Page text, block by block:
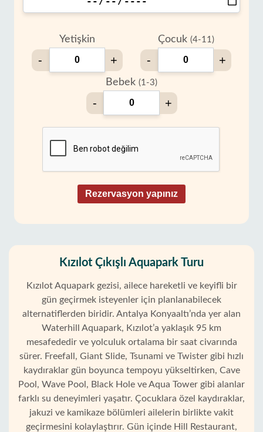
Yetişkin
- +
Çocuk (4-11)
- +
Bebek (1-3)
- +
Rezervasyon yapınız
Kızılot Çıkışlı Aquapark Turu
Kızılot Aquapark gezisi, ailece hareketli ve keyifli bir
gün geçirmek isteyenler için planlanabilecek
alternatiflerden biridir. Antalya Konyaaltı’nda yer alan
Waterhill Aquapark, Kızılot’a yaklaşık 95 km
mesafededir ve yolculuk ortalama bir saat civarında
sürer. Freefall, Giant Slide, Tsunami ve Twister gibi hızlı
kaydıraklar gün boyunca tempoyu yükseltirken, Cave
Pool, Wave Pool, Black Hole ve Aqua Tower gibi alanlar
farklı su deneyimleri yaşatır. Çocuklara özel kaydıraklar,
jakuzi ve kamikaze bölümleri ailelerin birlikte vakit
geçirmesini kolaylaştırır. Gün içinde Hill Restaurant,